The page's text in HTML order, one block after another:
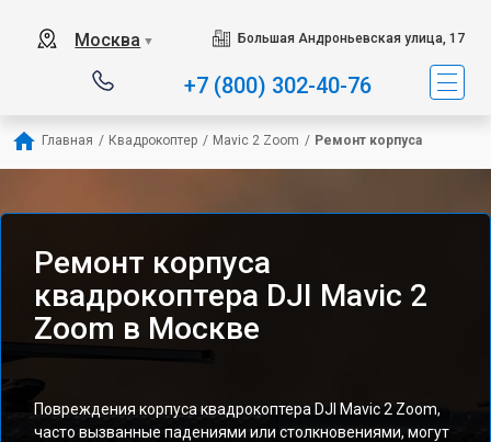
Москва ▼ Большая Андроньевская улица, 17
+7 (800) 302-40-76
Главная / Квадрокоптер / Mavic 2 Zoom / Ремонт корпуса
Ремонт корпуса
квадрокоптера DJI Mavic 2
Zoom в Москве
Повреждения корпуса квадрокоптера DJI Mavic 2 Zoom,
часто вызванные падениями или столкновениями, могут